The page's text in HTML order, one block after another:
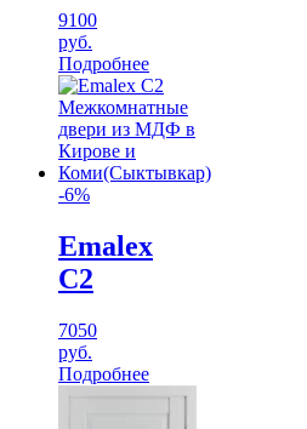
9100
руб.
Подробнее
-6%
Emalex
C2
7050
руб.
Подробнее